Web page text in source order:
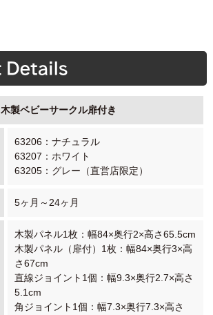
木製ベビーサークル扉付き
63206：ナチュラル
63207：ホワイト
63205：グレー（直営店限定）
5ヶ月～24ヶ月
木製パネル1枚：幅84×奥行2×高さ65.5cm
木製パネル（扉付）1枚：幅84×奥行3×高
さ67cm
直線ジョイント1個：幅9.3×奥行2.7×高さ
5.1cm
角ジョイント1個：幅7.3×奥行7.3×高さ